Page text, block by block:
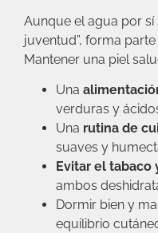
Aunque el agua por sí
juventud”, forma
Mantener una piel
Una
verduras y
Una rutina de
suaves y
Evitar el
ambos
Dormir bien y
equilibrio